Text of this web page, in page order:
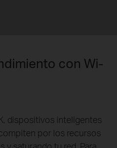
con Wi-
dispositivos inteligentes
por los recursos